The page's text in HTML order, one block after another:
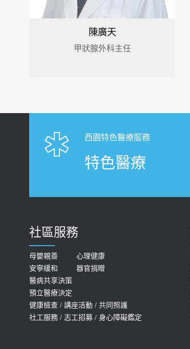
陳廣天
甲狀腺外科主任
西園特色醫療服務
特色醫療
社區服務
母嬰親善
心理健康
安寧緩和
器官捐贈
醫病共享決策
預立醫療決定
健康檢查 / 講座活動 / 共同照護
社工服務 / 志工招募 / 身心障礙鑑定